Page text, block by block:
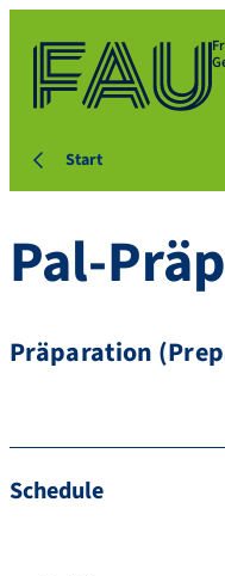
Start
Pal-
Präparation
Schedule